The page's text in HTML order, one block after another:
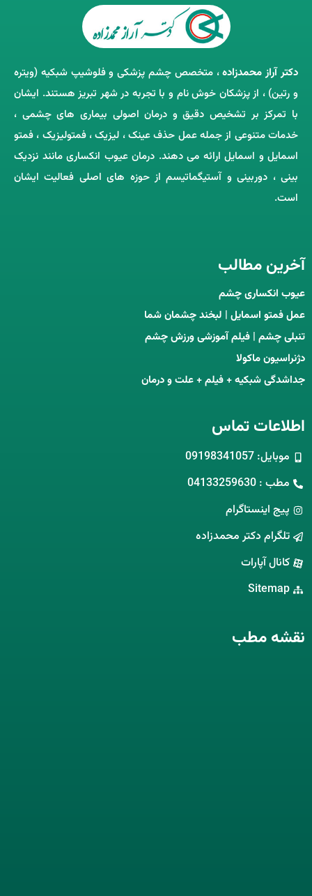
دکتر آراز محمدزاده، متخصص چشم‌ پزشکی و فلوشیپ شبکیه (ویتره
و رتین) ، از پزشکان خوش ‌نام و با تجربه در شهر تبریز هستند. ایشان
با تمرکز بر تشخیص دقیق و درمان اصولی بیماری ‌های چشمی ،
خدمات متنوعی از جمله عمل حذف عینک ، لیزیک ، فمتولیزیک ، فمتو
اسمایل و اسمایل ارائه می ‌دهند. درمان عیوب انکساری مانند نزدیک
‌بینی ، دوربینی و آستیگماتیسم از حوزه‌ های اصلی فعالیت ایشان
است.
آخرین مطالب
عیوب انکساری چشم
عمل فمتو اسمایل | لبخند چشمان شما
تنبلی چشم | فیلم آموزشی ورزش چشم
دژنراسیون ماکولا
جداشدگی شبکیه + فیلم + علت و درمان
اطلاعات تماس
موبایل: 09198341057
مطب : 04133259630
پیج اینستاگرام
تلگرام دکتر محمدزاده
کانال آپارات
Sitemap
نقشه مطب